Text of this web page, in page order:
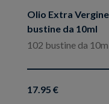
Olio Extra
bustine da 10ml
102 bustine da
17.95 €